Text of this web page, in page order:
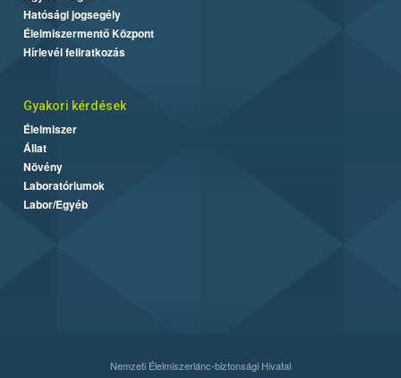
Hatósági jogsegély
Élelmiszermentő Központ
Hírlevél feliratkozás
Gyakori kérdések
Élelmiszer
Állat
Növény
Laboratóriumok
Labor/Egyéb
Nemzeti Élelmiszerlánc-biztonsági Hivatal